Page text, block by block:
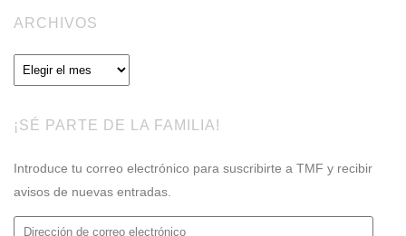
ARCHIVOS
Archivos
¡SÉ PARTE DE LA FAMILIA!
Introduce tu correo electrónico para suscribirte a TMF y recibir
avisos de nuevas entradas.
Dirección